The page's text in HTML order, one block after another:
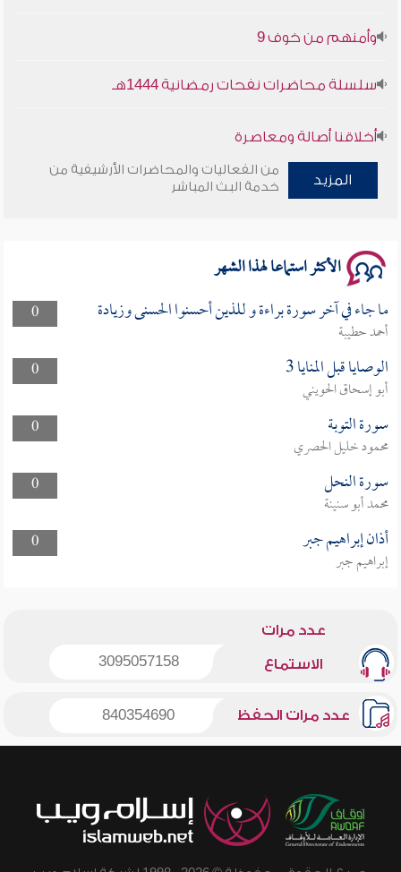
وأمنهم من خوف 9
سلسلة محاضرات نفحات رمضانية 1444هـ
أخلاقنا أصالة ومعاصرة
وأمنهم من خوف 9
المزيد
من الفعاليات والمحاضرات الأرشيفية من
خدمة البث المباشر
الأكثر استماعا لهذا الشهر
0 ما جاء في آخر سورة براءة و للذين أحسنوا الحسنى وزيادة
أحمد حطيبة
0
الوصايا قبل المنايا 3
أبو إسحاق الحويني
0
سورة التوبة
محمود خليل الحصري
0
سورة النحل
محمد أبو سنينة
0
أذان إبراهيم جبر
إبراهيم جبر
عدد مرات
الاستماع 3095057158
عدد مرات الحفظ 840354690